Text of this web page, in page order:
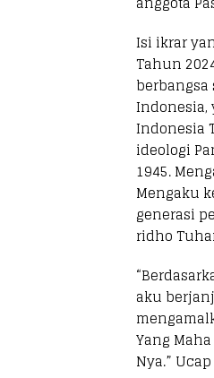
Isi ikrar
Tahun
Indonesia,
Indonesia
ideologi
1945.
Mengaku
generasi
ridho
aku
Yang
Nya.”